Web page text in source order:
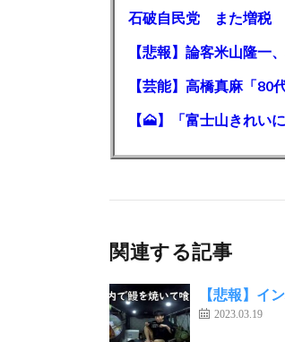
石破自民党 また増税
【悲報】論客米山隆
関連する記事
【悲報】イ
2023.03.19